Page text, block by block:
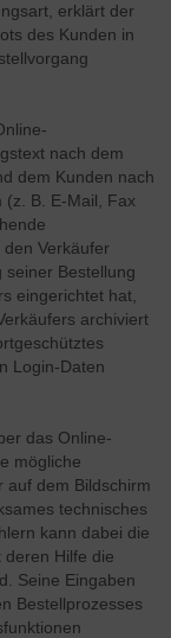
erklärt der
des Kunden in
nach dem
dem Kunden nach
(z. B. E-Mail, Fax
Verkäufer
seiner Bestellung
eingerichtet hat,
archiviert
Login-Daten
das Online-
mögliche
auf dem Bildschirm
technisches
kann dabei die
Hilfe die
Seine Eingaben
Bestellprozesses